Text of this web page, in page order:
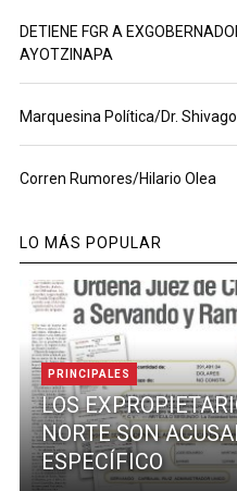
DETIENE FGR A
AYOTZINAPA
Marquesina Política/Dr. Shivago
Corren Rumores/Hilario Olea
LO MÁS POPULAR
PRINCIPALES
LOS
NORTE SON
ESPECÍFICO